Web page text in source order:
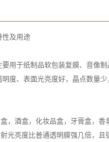
性及用途
于纸制品软包装复膜、音像制
、表面光亮度好，晶点数量少
酒盒，化妆品盒，牙膏盒，香
亮度比普通透明膜强几倍，且